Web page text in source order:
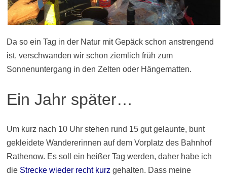
Da so ein Tag in der Natur mit Gepäck schon anstrengend
ist, verschwanden wir schon ziemlich früh zum
Sonnenuntergang in den Zelten oder Hängematten.
Ein Jahr später…
Um kurz nach 10 Uhr stehen rund 15 gut gelaunte, bunt
gekleidete Wandererinnen auf dem Vorplatz des Bahnhof
Rathenow. Es soll ein heißer Tag werden, daher habe ich
die Strecke wieder recht kurzgehalten. Dass meine